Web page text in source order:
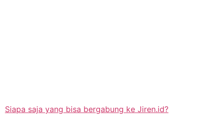
Siapa saja yang bisa bergabung ke Jiren.id?